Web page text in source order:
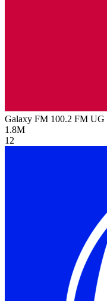
Galaxy FM 100.2 FM UG
1.8M
12